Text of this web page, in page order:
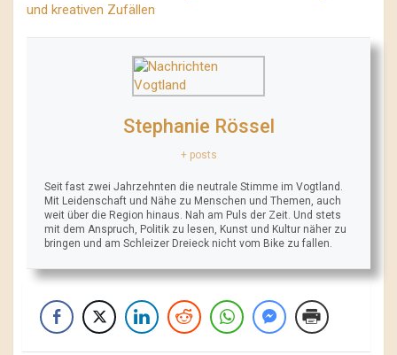
und kreativen Zufällen
Stephanie Rössel
+ posts
Seit fast zwei Jahrzehnten die neutrale Stimme im Vogtland.
Mit Leidenschaft und Nähe zu Menschen und Themen, auch
weit über die Region hinaus. Nah am Puls der Zeit. Und stets
mit dem Anspruch, Politik zu lesen, Kunst und Kultur näher zu
bringen und am Schleizer Dreieck nicht vom Bike zu fallen.